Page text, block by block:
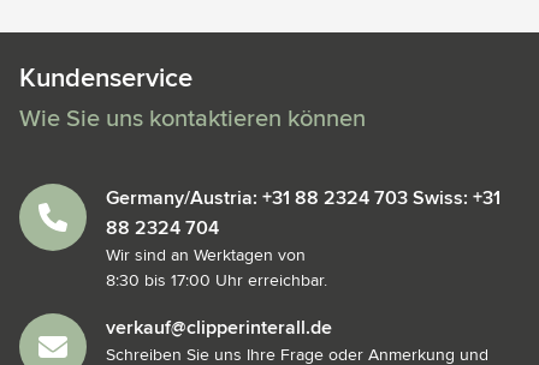
Kundenservice
Wie Sie uns kontaktieren können
Germany/Austria: +31 88 2324 703 Swiss: +31
88 2324 704
Wir sind an Werktagen von
8:30 bis 17:00 Uhr erreichbar.
verkauf@clipperinterall.de
Schreiben Sie uns Ihre Frage oder Anmerkung und